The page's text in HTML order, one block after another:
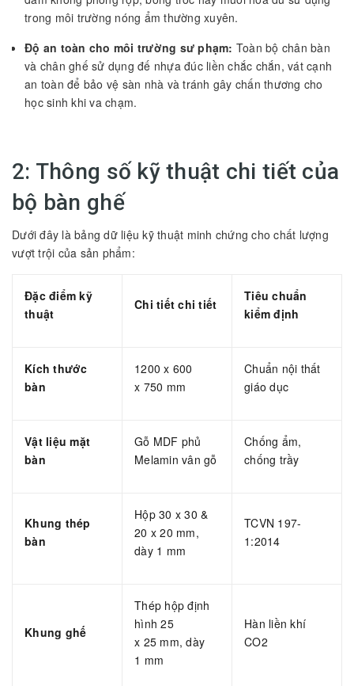
trong môi trường nóng ẩm thường xuyên.
Độ an toàn cho môi trường sư phạm: Toàn bộ chân bàn
và chân ghế sử dụng đế nhựa đúc liền chắc chắn, vát cạnh
an toàn để bảo vệ sàn nhà và tránh gây chấn thương cho
học sinh khi va chạm.
2: Thông số kỹ thuật chi tiết của
bộ bàn ghế
Dưới đây là bảng dữ liệu kỹ thuật minh chứng cho chất lượng
vượt trội của sản phẩm:
Đặc điểm kỹ
thuật
Chi tiết chi tiết
Tiêu chuẩn
kiểm định
Kích thước
bàn
1200 x 600
x 750 mm
Chuẩn nội thất
giáo dục
Vật liệu mặt
bàn
Gỗ MDF phủ
Melamin vân gỗ
Chống ẩm,
chống trầy
Khung thép
bàn
Hộp 30 x 30 &
20 x 20 mm,
dày 1 mm
TCVN 197-
1:2014
Khung ghế
Thép hộp định
hình 25
x 25 mm, dày
1 mm
Hàn liền khí
CO2